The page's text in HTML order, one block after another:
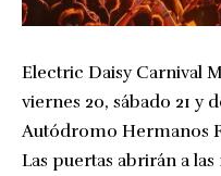
Electric Daisy Carnival
viernes 20, sábado 21 y
Autódromo Hermanos
Las puertas abrirán a las